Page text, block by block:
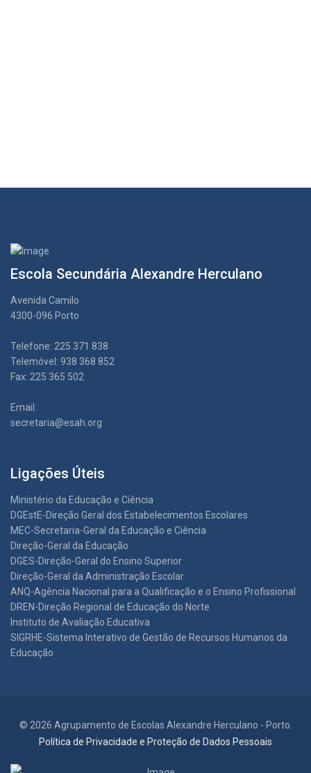
Escola Secundária Alexandre Herculano
Avenida Camilo
4300-096 Porto
Telefone: 225 371 838
Telemóvel: 938 368 852
Fax: 225 365 502
Email:
secretaria@esah.org
Ligações Úteis
Ministério da Educação e Ciência
DGEstE-Direção Geral dos Estabelecimentos Escolares
MEC-Secretaria-Geral da Educação e Ciência
Direção-Geral da Educação
DGES-Direção-Geral do Ensino Superior
Direção-Geral da Administração Escolar
ANQ-Agência Nacional para a Qualificação e o Ensino Profissional
DREN-Direção Regional de Educação do Norte
Instituto de Avaliação Educativa
SIGRHE-Sistema Interativo de Gestão de Recursos Humanos da
Educação
© 2026 Agrupamento de Escolas Alexandre Herculano - Porto.
Política de Privacidade e Proteção de Dados Pessoais